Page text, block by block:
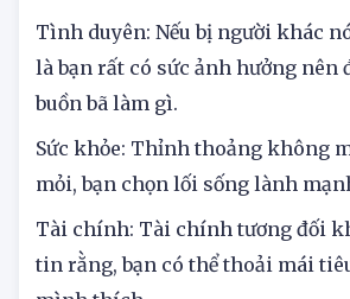
làm việc tốt.
Tình duyên: Nếu bị người khác
là bạn rất có sức ảnh hưởng nên
buồn bã làm gì.
Sức khỏe: Thỉnh thoảng không
mỏi, bạn chọn lối sống lành
Tài chính: Tài chính tương đối